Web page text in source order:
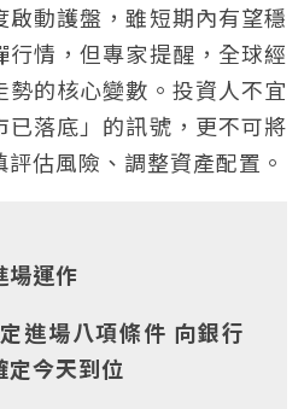
啟動護盤，雖短期內有望穩
情，但專家提醒，全球經
的核心變數。投資人不宜
落底」的訊號，更不可將
估風險、調整資產配置。
場運作
進場八項條件 向銀行
定今天到位